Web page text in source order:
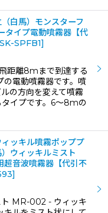
白馬）モンスターフ
タイプ電動噴霧器【代
SPFB1]
距離8mまで到達する
の電動噴霧器です。噴
の方向を変えて噴霧
イプです。6〜8mの
ッキル噴霧ポッププ
ウィッキルミスト
音波噴霧器【代引不
]
ト MR-002 - ウィッキ